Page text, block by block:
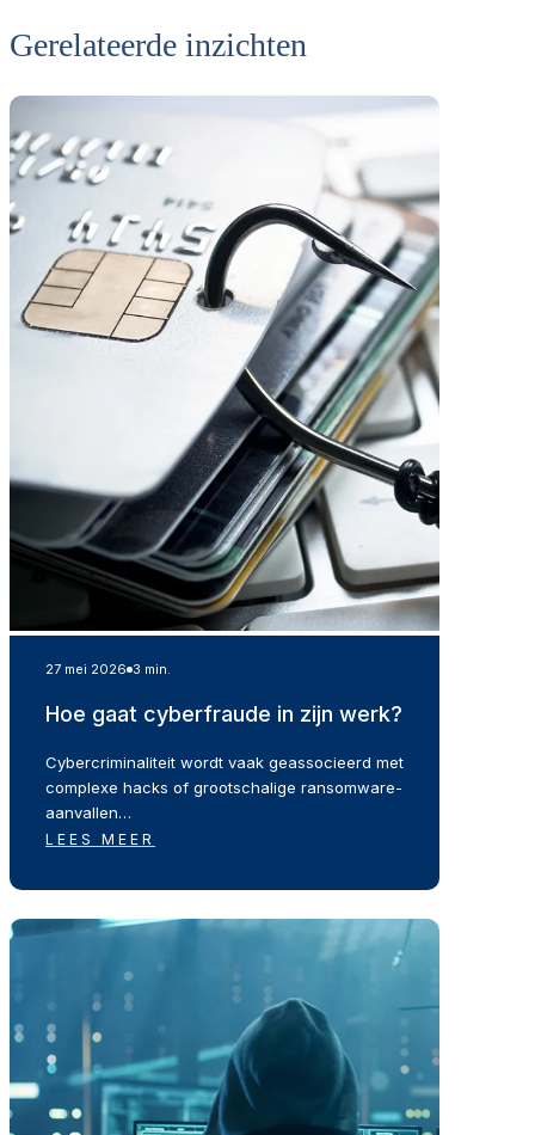
Gerelateerde inzichten
27 mei 2026 3 min.
Hoe gaat cyberfraude in zijn werk?
Cybercriminaliteit wordt vaak geassocieerd met
complexe hacks of grootschalige ransomware-
aanvallen…
LEES MEER